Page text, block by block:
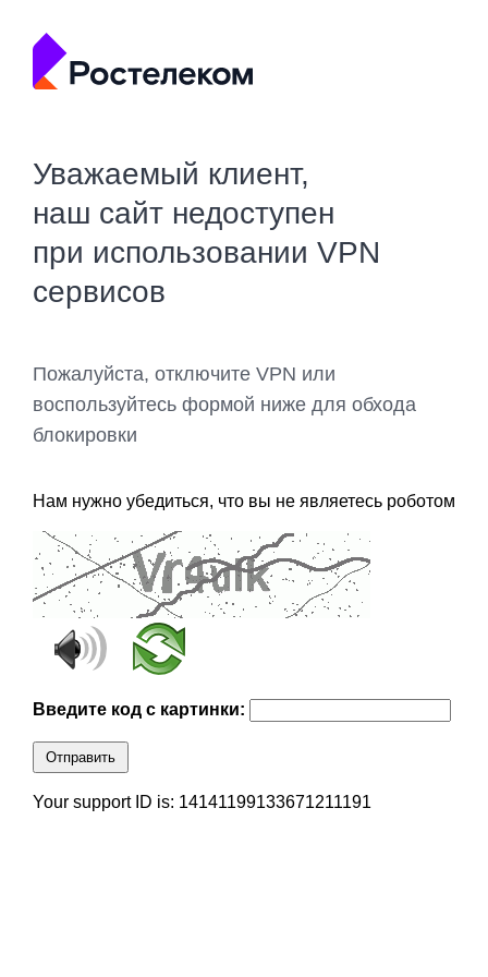
Уважаемый клиент,
наш сайт недоступен
при использовании VPN
сервисов
Пожалуйста, отключите VPN или
воспользуйтесь формой ниже для обхода
блокировки
Нам нужно убедиться, что вы не являетесь роботом
Введите код с картинки:
Отправить
Your support ID is: 14141199133671211191